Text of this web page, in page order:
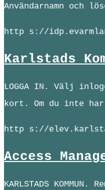
Användarnamn och
http s://
Karlstads
LOGGA IN. Välj
kort. Om du inte
http s://
Access
KARLSTADS